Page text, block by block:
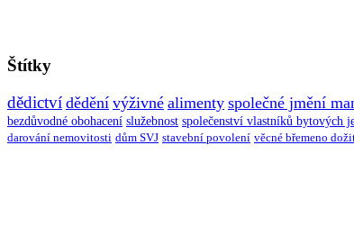
Štítky
dědictví dědění výživné alimenty společné jmění
bezdůvodné obohacení služebnost společenství vlastníků bytových
darování nemovitosti dům SVJ stavební povolení věcné břemeno